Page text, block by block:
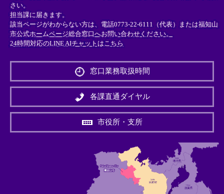
さい。
担当課に届きます。
該当ページがわからない方は、電話0773-22-6111（代表）または福知山
市公式ホームページ総合窓口へお問い合わせください。
24時間対応のLINE AIチャットはこちら
外
リ
ン
＞
窓口業務取扱時間
各課直通ダイヤル
市役所・支所